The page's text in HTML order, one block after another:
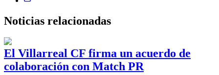
Noticias relacionadas
El Villarreal CF firma un acuerdo de
colaboración con Match PR